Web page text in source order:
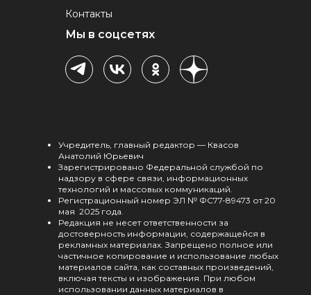
Контакты
Мы в соцсетях
Учредитель, главный редактор — Квасов
Анатолий Юрьевич
Зарегистрировано Федеральной службой по
надзору в сфере связи, информационных
технологий и массовых коммуникаций.
Регистрационный номер ЭЛ № ФС77-89473 от 20
мая 2025 года.
Редакция не несет ответственности за
достоверность информации, содержащейся в
рекламных материалах. Запрещено полное или
частичное копирование и использование любых
материалов сайта, как составных произведений,
включая тексты и изображения. При любом
использовании данных материалов в